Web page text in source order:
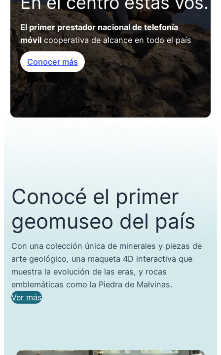
El primer prestador nacional de telefonía
móvilcooperativa de alcance en todo el país
Conocer más
Conocé el primer
geomuseo del país
Con una colección única de minerales y piezas de
arte geológico, una maqueta 4D interactiva que
muestra la evolución de las eras, y rocas
emblemáticas como la Piedra de Malvinas.
Ver más